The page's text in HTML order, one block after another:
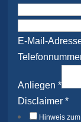
E-Mail-
Anliegen *
Disclaimer *
Hinweis